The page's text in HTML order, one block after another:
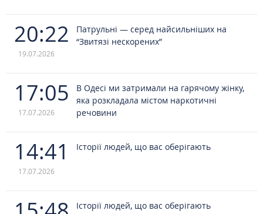
20:22
19.07.2026
Патрульні — серед найсильніших на
“Звитязі нескорених”
17:05
17.07.2026
В Одесі ми затримали на гарячому жінку,
яка розкладала містом наркотичні
речовини
14:41
17.07.2026
Історії людей, що вас оберігають
Історії людей, що вас оберігають